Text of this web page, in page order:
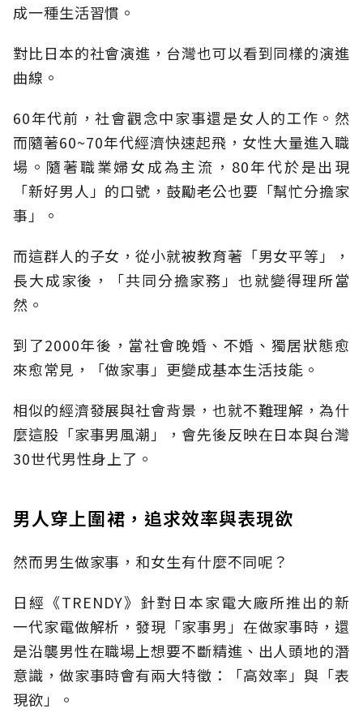
成一種生活習慣。
對比日本的社會演進，台灣也可以看到同樣的演進
曲線。
60年代前，社會觀念中家事還是女人的工作。然
而隨著60~70年代經濟快速起飛，女性大量進入職
場。隨著職業婦女成為主流，80年代於是出現
「新好男人」的口號，鼓勵老公也要「幫忙分擔家
事」。
而這群人的子女，從小就被教育著「男女平等」，
長大成家後，「共同分擔家務」也就變得理所當
然。
到了2000年後，當社會晚婚、不婚、獨居狀態愈
來愈常見，「做家事」更變成基本生活技能。
相似的經濟發展與社會背景，也就不難理解，為什
麼這股「家事男風潮」，會先後反映在日本與台灣
30世代男性身上了。
男人穿上圍裙，追求效率與表現欲
然而男生做家事，和女生有什麼不同呢？
日經《TRENDY》針對日本家電大廠所推出的新
一代家電做解析，發現「家事男」在做家事時，還
是沿襲男性在職場上想要不斷精進、出人頭地的潛
意識，做家事時會有兩大特徵：「高效率」與「表
現欲」。